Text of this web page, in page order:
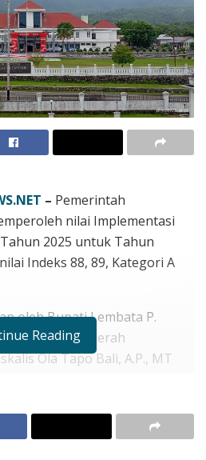
– Pemerintah
nilai Implementasi
2025 untuk Tahun
Indeks 88, 89, Kategori A
oleh Bupati Lembata P.
Sekretaris Daerah
Ola Tapo Bali, A.P., MT
Reading